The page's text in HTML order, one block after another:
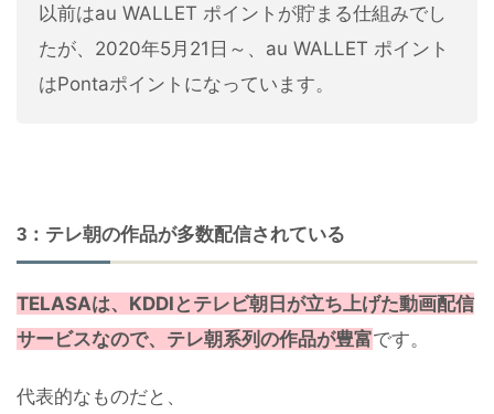
以前はau WALLET ポイントが貯まる仕組みでし
たが、2020年5月21日～、au WALLET ポイント
はPontaポイントになっています。
3：テレ朝の作品が多数配信されている
TELASAは、KDDIとテレビ朝日が立ち上げた動画配信
サービスなので、テレ朝系列の作品が豊富です。
代表的なものだと、